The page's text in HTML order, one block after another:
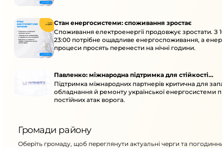
Стан енергосистеми: споживання зростає
Споживання електроенергії продовжує зростати. З
23:00 потрібне ощадливе енергоспоживання, а
процеси просять перенести на нічні години.
Павленко: міжнародна підтримка для стійкості
енергосистеми
Підтримка міжнародних партнерів критична для
обладнання й ремонту української енергосистеми
постійних атак ворога.
Громади району
Оберіть громаду, щоб переглянути актуальні черги та